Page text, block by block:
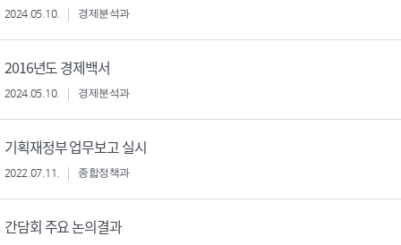
2024.05.10. 경제분석과
2016년도 경제백서
2024.05.10. 경제분석과
기획재정부 업무보고 실시
2022.07.11. 종합정책과
간담회 주요 논의결과